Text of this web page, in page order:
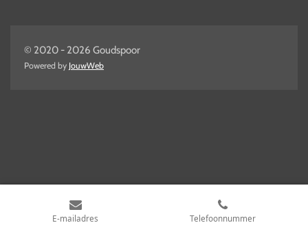
© 2020 - 2026 Goudspoor
Powered by JouwWeb
E-mailadres Telefoonnummer